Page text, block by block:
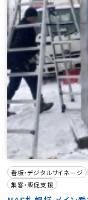
看板・デジタルサイネージ
集客・販促支援